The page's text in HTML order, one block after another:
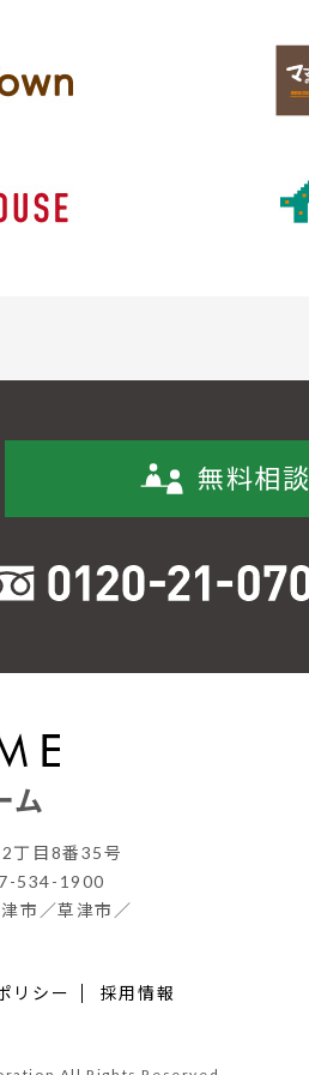
無料相談
ム
丁目8番35号
534-1900
市／草津市／
リシー 採用情報